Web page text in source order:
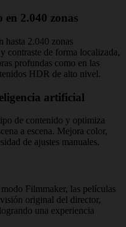
2.040 zonas
hasta 2.040 zonas
contraste de forma localizada,
profundas como en las
HDR de alto nivel.
artificial
de contenido y optimiza
a escena. Mejora color,
de ajustes manuales.
Filmmaker, las películas
original del director,
una experiencia